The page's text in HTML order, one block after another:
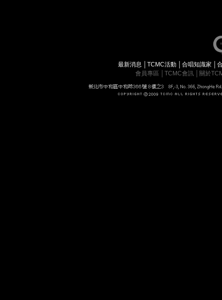
最新消息 │TCMC活動 │合唱知識家 │
會員專區
TCMC會訊 關於